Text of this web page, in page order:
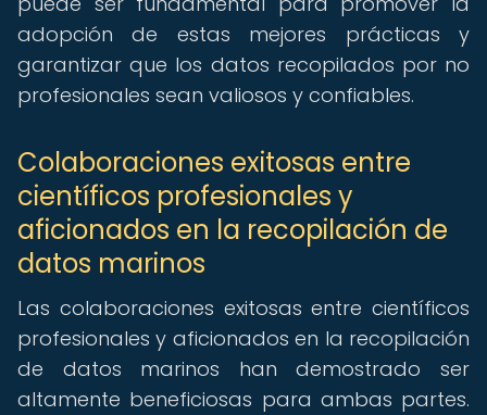
adopción de estas mejores prácticas y
garantizar que los datos recopilados por no
profesionales sean valiosos y confiables.
Colaboraciones exitosas entre
científicos profesionales y
aficionados en la recopilación de
datos marinos
Las colaboraciones exitosas entre científicos
profesionales y aficionados en la recopilación
de datos marinos han demostrado ser
altamente beneficiosas para ambas partes.